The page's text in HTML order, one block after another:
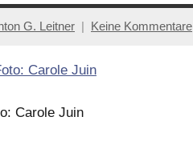
G. Leitner Keine Kommentare
Carole Juin